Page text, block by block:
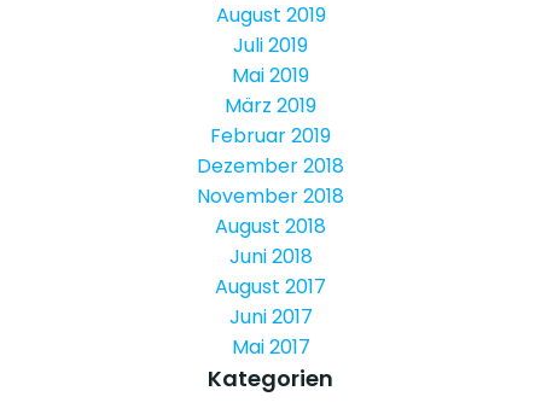
August 2019
Juli 2019
Mai 2019
März 2019
Februar 2019
Dezember 2018
November 2018
August 2018
Juni 2018
August 2017
Juni 2017
Mai 2017
Kategorien